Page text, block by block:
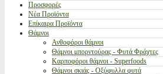
Προσφορές
Νέα Προϊόντα
Επίκαιρα Προϊόντα
Θάμνοι
Ανθοφόροι θάμνοι
Θάμνοι μπορντούρας - Φυτά Φράχτες
Καρποφόροι θάμνοι - Superfoods
Θάμνοι σκιάς - Οξύφυλλα φυτά